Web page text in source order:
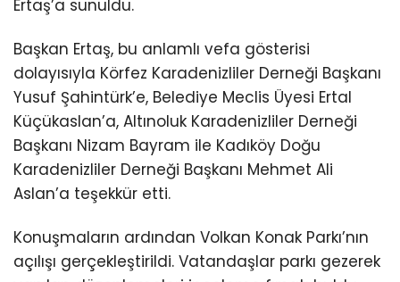
Ertaş’a sunuldu.
Başkan Ertaş, bu anlamlı vefa gösterisi
dolayısıyla Körfez Karadenizliler Derneği Başkanı
Yusuf Şahintürk’e, Belediye Meclis Üyesi Ertal
Küçükaslan’a, Altınoluk Karadenizliler Derneği
Başkanı Nizam Bayram ile Kadıköy Doğu
Karadenizliler Derneği Başkanı Mehmet Ali
Aslan’a teşekkür etti.
Konuşmaların ardından Volkan Konak Parkı’nın
açılışı gerçekleştirildi. Vatandaşlar parkı gezerek